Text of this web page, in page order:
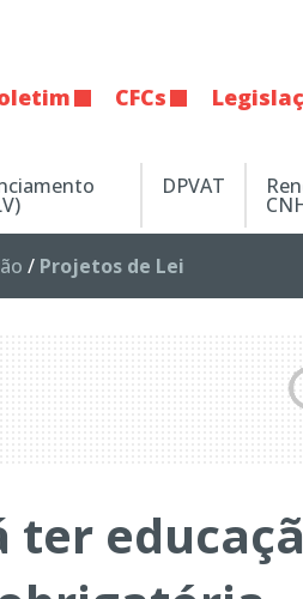
CFCs
DPVAT
/ Projetos de Lei
ter